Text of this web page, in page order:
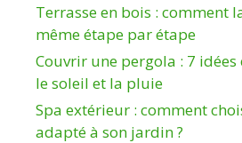
Terrasse en bois : comment
même étape par étape
Couvrir une pergola : 7 idées
le soleil et la pluie
Spa extérieur : comment
adapté à son jardin ?